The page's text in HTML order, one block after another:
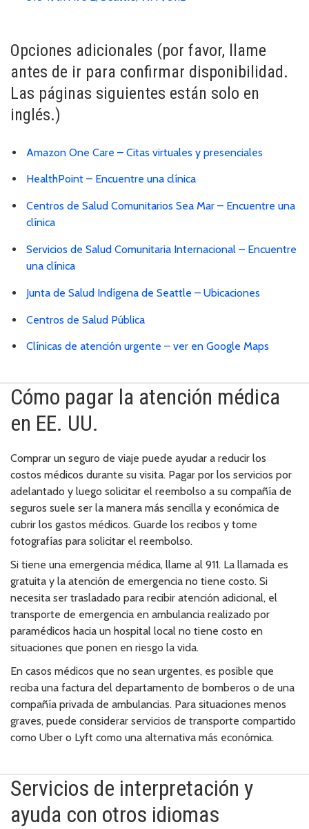
Opciones adicionales (por favor, llame
antes de ir para confirmar disponibilidad.
Las páginas siguientes están solo en
inglés.)
Amazon One Care – Citas virtuales y presenciales
HealthPoint – Encuentre una clínica
Centros de Salud Comunitarios Sea Mar – Encuentre una
clínica
Servicios de Salud Comunitaria Internacional – Encuentre
una clínica
Junta de Salud Indígena de Seattle – Ubicaciones
Centros de Salud Pública
Clínicas de atención urgente – ver en Google Maps
Cómo pagar la atención médica
en EE. UU.
Comprar un seguro de viaje puede ayudar a reducir los
costos médicos durante su visita. Pagar por los servicios por
adelantado y luego solicitar el reembolso a su compañía de
seguros suele ser la manera más sencilla y económica de
cubrir los gastos médicos. Guarde los recibos y tome
fotografías para solicitar el reembolso.
Si tiene una emergencia médica, llame al 911. La llamada es
gratuita y la atención de emergencia no tiene costo. Si
necesita ser trasladado para recibir atención adicional, el
transporte de emergencia en ambulancia realizado por
paramédicos hacia un hospital local no tiene costo en
situaciones que ponen en riesgo la vida.
En casos médicos que no sean urgentes, es posible que
reciba una factura del departamento de bomberos o de una
compañía privada de ambulancias. Para situaciones menos
graves, puede considerar servicios de transporte compartido
como Uber o Lyft como una alternativa más económica.
Servicios de interpretación y
ayuda con otros idiomas